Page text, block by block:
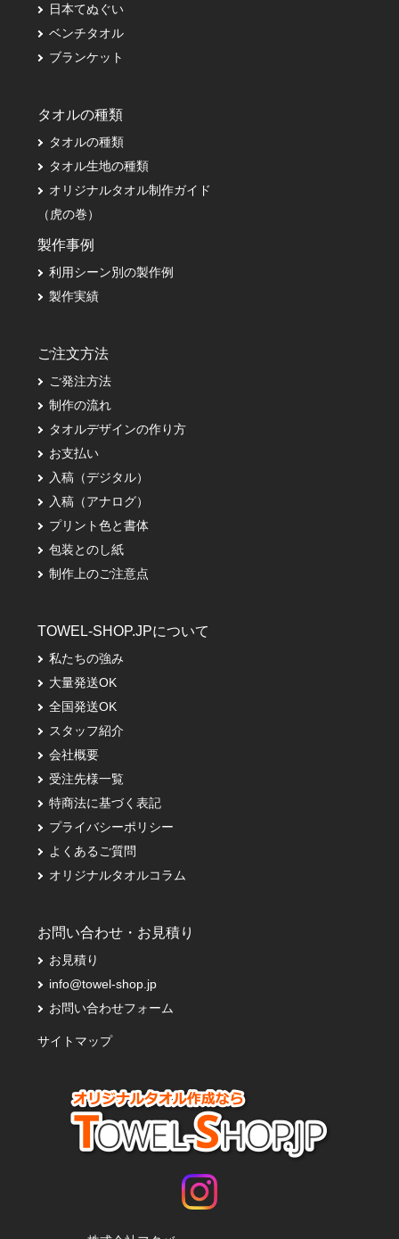
日本てぬぐい
ベンチタオル
ブランケット
タオルの種類
タオルの種類
タオル生地の種類
オリジナルタオル制作ガイド
（虎の巻）
製作事例
利用シーン別の製作例
製作実績
ご注文方法
ご発注方法
制作の流れ
タオルデザインの作り方
お支払い
入稿（デジタル）
入稿（アナログ）
プリント色と書体
包装とのし紙
制作上のご注意点
TOWEL-SHOP.JPについて
私たちの強み
大量発送OK
全国発送OK
スタッフ紹介
会社概要
受注先様一覧
特商法に基づく表記
プライバシーポリシー
よくあるご質問
オリジナルタオルコラム
お問い合わせ・お見積り
お見積り
info@towel-shop.jp
お問い合わせフォーム
サイトマップ